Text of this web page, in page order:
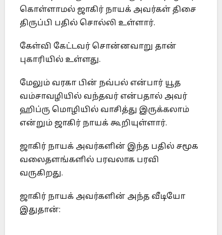
கொள்ளாமல் ஜாகிர் நாயக் அவர்கள் திசை
திருப்பி பதில் சொல்லி உள்ளார்.
கேள்வி கேட்டவர் சொன்னவாறு தான்
புகாரியில் உள்ளது.
மேலும் வரகா பின் நவ்பல் என்பார் யூத
வம்சாவழியில் வந்தவர் என்பதால் அவர்
ஹிப்ரு மொழியில் வாசித்து இருக்கலாம்
என்றும் ஜாகிர் நாயக் கூறியுள்ளார்.
ஜாகிர் நாயக் அவர்களின் இந்த பதில் சமூக
வலைதளங்களில் பரவலாக பரவி
வருகிறது.
ஜாகிர் நாயக் அவர்களின் அந்த வீடியோ
இதுதான்: